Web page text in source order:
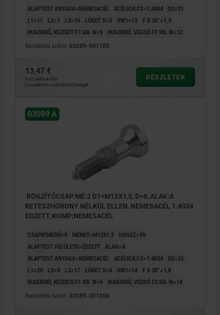
ALAPTEST ANYAGA=NEMESACÉL ACÉLKULCS=1.4034
D2=21
L1=17
L2=7 L3=15 LÖKET S=5 SW1=13
F X 30°=1,3
RUGÓERŐ, KEZDETI F1 KB. N=5
RUGÓERŐ, VÉGSŐ F2 KB. N=12
Rendelési szám: 03089-001105
13,47 €
hozzáértve Áfa
hozzáértve szállítási költségek
RÉSZLETEK
03089 A
RÖGZÍTŐCSAP MÉ.2 D1=M12X1,5, D=6, ALAK:A
RETESZHORONY NÉLKÜL ELLEN, NEMESACÉL 1.4034
EDZETT, KOMP:NEMESACÉL
CSAPÁTMÉRŐ=6 MENET=M12X1,5
HOSSZ=59
ALAPTEST FELÜLETE=EDZETT ALAK=A
ALAPTEST ANYAGA=NEMESACÉL ACÉLKULCS=1.4034
D2=25
L1=20
L2=8 L3=17 LÖKET S=6 SW1=14
F X 30°=1,8
RUGÓERŐ, KEZDETI F1 KB. N=6
RUGÓERŐ, VÉGSŐ F2 KB. N=14
Rendelési szám: 03089-001206